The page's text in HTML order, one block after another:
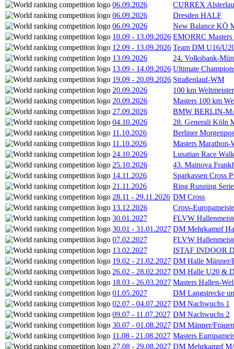
06.09.2026
CURREX
06.09.2026
Dresden HALF
06.09.2026
New Balance KÖ
10.09 - 13.09.2026 EMORRC Masters
12.09 - 13.09.2026 Team DM U16/
13.09.2026
24. Volksbank-
13.09 - 14.09.2026 Ultimate
19.09 - 20.09.2026 Straßenlauf-WM
20.09.2026
100 km
20.09.2026
Masters 100 km
27.09.2026
BMW BERLIN-
04.10.2026
28. Generali Köln
11.10.2026
Berliner
11.10.2026
Masters Marathon-
24.10.2026
Lusatian Race
25.10.2026
43. Mainova
14.11.2026
Sparkassen Cross
21.11.2026
Ring Running
28.11 - 29.11.2026 DM Cross
13.12.2026
Cross-
30.01.2027
FLVW
30.01 - 31.01.2027 DM Mehrkampf
07.02.2027
FLVW
13.02.2027
ISTAF INDOOR
19.02 - 21.02.2027 DM Halle Männer/
26.02 - 28.02.2027 DM Halle U20 &
18.03 - 26.03.2027 Masters Hallen-
01.05.2027
DM Langstrecke
02.07 - 04.07.2027 DM Nachwuchs 1
09.07 - 11.07.2027 DM Nachwuchs 2
30.07 - 01.08.2027 DM Männer/Frauen
11.08 - 21.08.2027 Masters
27.08 - 29.08.2027 DM Mehrkampf